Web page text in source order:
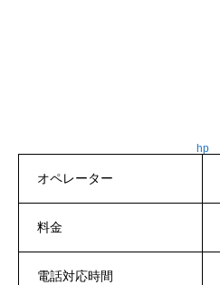
hp
オペレーター
料金
電話対応時間